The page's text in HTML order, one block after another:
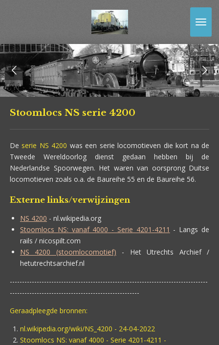
de
hoofdinhoud
Stoomlocs NS serie 4200
De serie NS 4200 was een serie locomotieven die kort na de
Tweede Wereldoorlog dienst gedaan hebben bij de
Nederlandse Spoorwegen. Het waren van oorsprong Duitse
locomotieven zoals o.a. de Baureihe 55 en de Baureihe 56.
Externe links/verwijzingen
NS 4200 - nl.wikipedia.org
Stoomlocs NS: vanaf 4000 - Serie 4201-4211 - Langs de
rails / nicospilt.com
NS 4200 (stoomlocomotief) - Het Utrechts Archief /
hetutrechtsarchief.nl
---------------------------------------------------------------------------------
-----------------------------------------------------
Geraadpleegde bronnen:
nl.wikipedia.org/wiki/NS_4200 - 24-04-2022
Stoomlocs NS: vanaf 4000 - Serie 4201-4211 -